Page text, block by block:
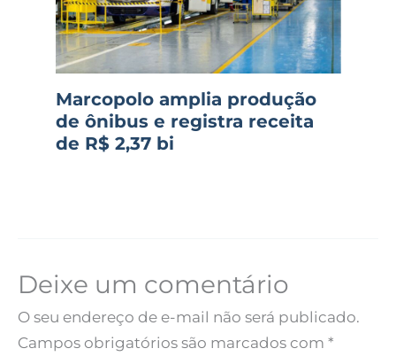
Marcopolo amplia produção
de ônibus e registra receita
de R$ 2,37 bi
Deixe um comentário
O seu endereço de e-mail não será publicado.
Campos obrigatórios são marcados com *